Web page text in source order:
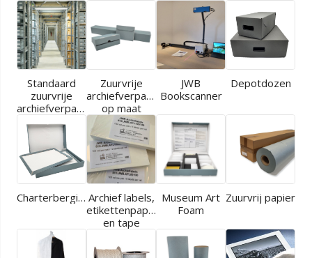
Standaard
zuurvrije
archiefverpakkingen
Zuurvrije
archiefverpakkingen
op maat
JWB
Bookscanner
Depotdozen
Charterbergingen Archief labels,
etikettenpapier
en tape
Museum Art
Foam
Zuurvrij papier